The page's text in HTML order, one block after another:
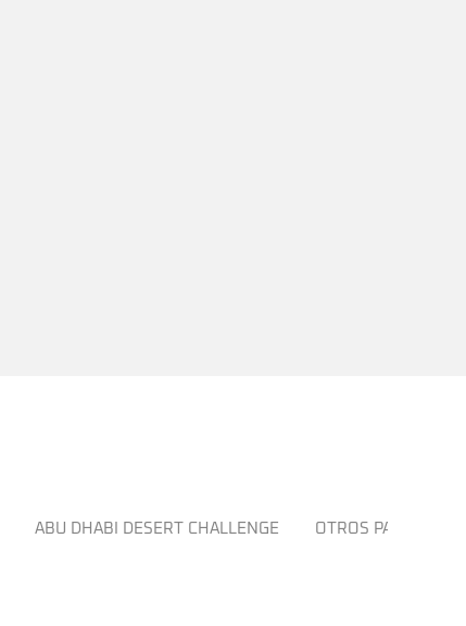
ABU DHABI DESERT CHALLENGE OTROS PALMARÉS